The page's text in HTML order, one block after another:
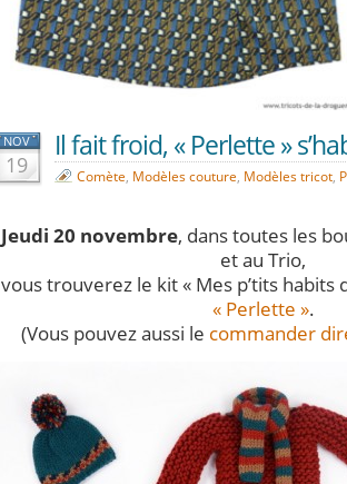
NOV
19
Il fait froid, « Perlette »
Comète, Modèles couture, Modèles tricot,
Jeudi 20 novembre, dans toutes les
et au Trio,
vous trouverez le kit « Mes p’tits habits
« Perlette ».
(Vous pouvez aussi le commander